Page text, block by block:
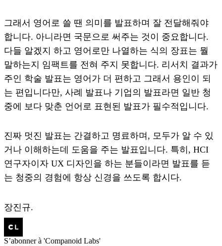
그래서 영어로 쓸 땐 의미를 발표하며 잘 전달해줘야
합니다. 아니라면 국문으로 써주는 것이 중요합니다.
다들 알겠지 하고 영어로만 나열하는 식의 장표는 뭘
말하는지 임팩트를 전혀 주지 못합니다. 리서치 결과가
주인 학술 발표는 영어가 더 편하고 그래서 용인이 되
는 편입니다만, 사례 발표나 기업의 발표라면 일반 청
중에 보다 맞춘 언어로 표현된 발표가 필수적입니다.
진짜 멋진 발표는 간결하고 명료하며, 모두가 알 수 있
거나 이해하는데 도움을 주는 발표입니다. 특히, HCI
연구자이자 UX 디자인을 하는 분들이라면 발표를 듣
는 청중의 경험에 항상 신경을 쓰도록 합시다.
장진규.
S’abonner à 'Companoid Labs'